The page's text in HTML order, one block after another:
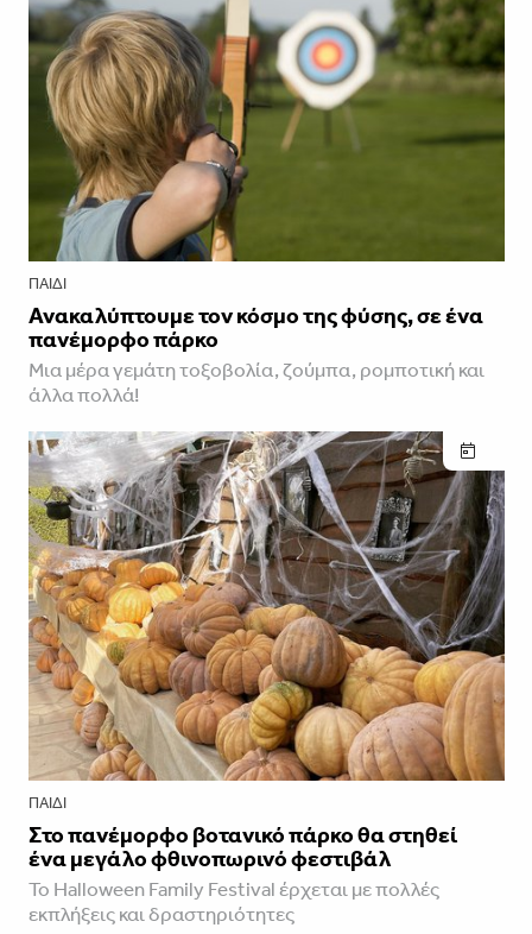
ΠΑΙΔΊ
Ανακαλύπτουμε τον κόσμο της φύσης, σε ένα
πανέμορφο πάρκο
Μια μέρα γεμάτη τοξοβολία, ζούμπα, ρομποτική και
άλλα πολλά!
ΠΑΙΔΊ
Στο πανέμορφο βοτανικό πάρκο θα στηθεί
ένα μεγάλο φθινοπωρινό φεστιβάλ
Το Halloween Family Festival έρχεται με πολλές
εκπλήξεις και δραστηριότητες